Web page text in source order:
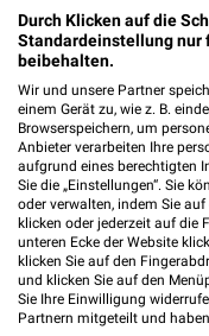
83607
Heute
529,83 km
Discounter
Rottach-Egern
Durch Klicken auf die
Standardeinstellung nur
beibehalten.
Wir und unsere Partner
einem Gerät zu, wie z. B.
Browserspeichern, um
Anbieter verarbeiten Ihre
aufgrund eines berechtigten
Sie die „Einstellungen“. Sie
oder verwalten, indem Sie
klicken oder jederzeit auf die
unteren Ecke der Website
klicken Sie auf den
und klicken Sie auf den
Sie Ihre Einwilligung
Partnern mitgeteilt und